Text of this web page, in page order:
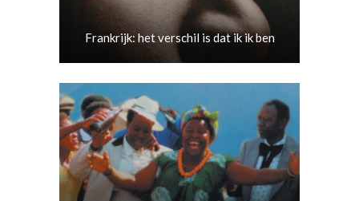
Frankrijk: het verschil is dat ik ik ben